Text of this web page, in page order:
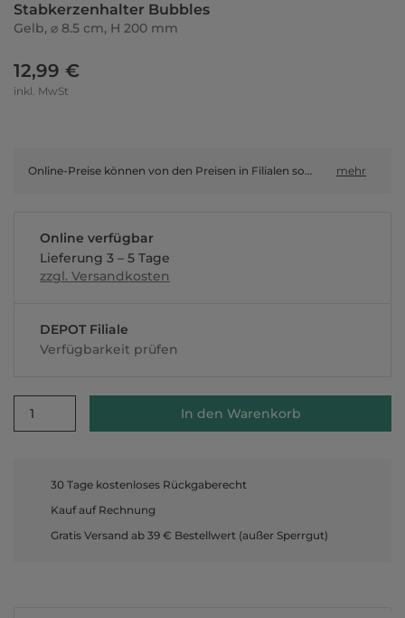
Stabkerzenhalter Bubbles
Gelb, ⌀ 8.5 cm, H 200 mm
12,99 €
inkl. MwSt
Online-Preise können von den Preisen in Filialen sowie Shop-in-Shop-Flächen abweichen. mehr
Online verfügbar
Lieferung 3 – 5 Tage
zzgl. Versandkosten
DEPOT Filiale
Verfügbarkeit prüfen
1 In den Warenkorb
30 Tage kostenloses Rückgaberecht
Kauf auf Rechnung
Gratis Versand ab 39 € Bestellwert (außer Sperrgut)